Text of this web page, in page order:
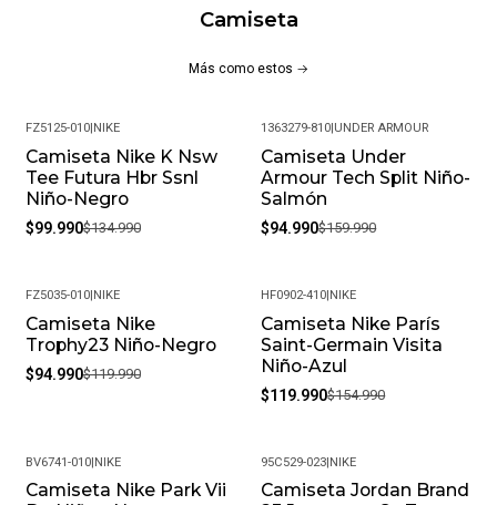
Camiseta
Más como estos
-26%
FZ5125-010|NIKE
Camiseta Nike K Nsw
Tee Futura Hbr Ssnl
Niño-Negro
$99.990$134.990
-41%
1363279-810|UNDER ARMOUR
Camiseta Under
Armour Tech Split Niño-
Salmón
$94.990$159.990
-21%
FZ5035-010|NIKE
Camiseta Nike
Trophy23 Niño-Negro
$94.990$119.990
-23%
HF0902-410|NIKE
Camiseta Nike París
Saint-Germain Visita
Niño-Azul
$119.990$154.990
-24%
BV6741-010|NIKE
Camiseta Nike Park Vii
-25%
95C529-023|NIKE
Camiseta Jordan Brand